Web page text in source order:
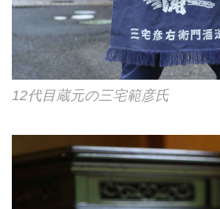
12代目蔵元の三宅範彦氏